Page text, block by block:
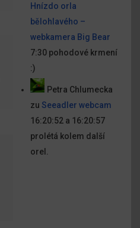
Hnízdo orla
bělohlavého –
webkamera Big Bear
7:30 pohodové krmení
:)
Petra Chlumecka
zu Seeadler webcam
16:20:52 a 16:20:57
prolétá kolem další
orel.